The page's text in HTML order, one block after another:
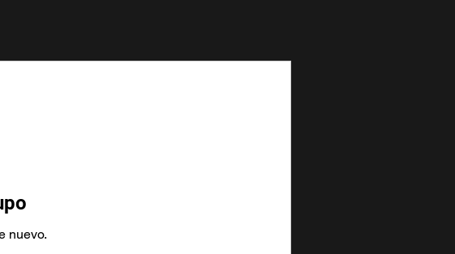
nuevo.